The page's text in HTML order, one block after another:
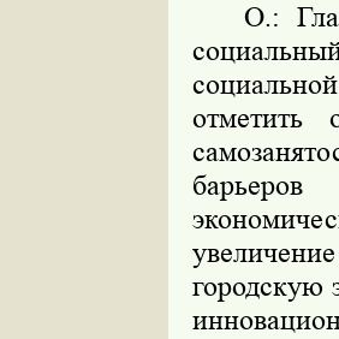
О.:
отметить
барьеров
городскую